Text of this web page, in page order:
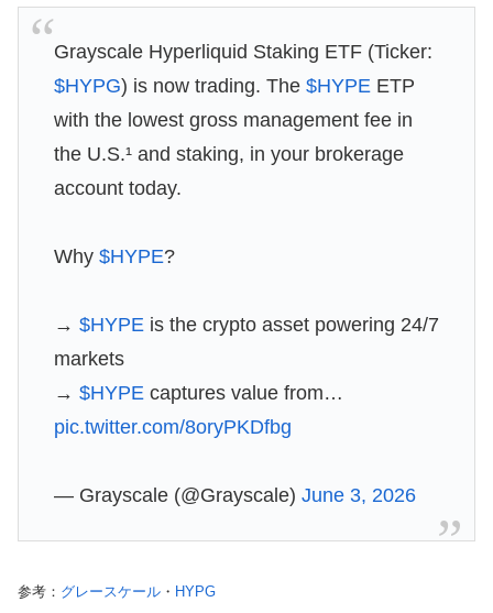
Grayscale Hyperliquid Staking ETF (Ticker:
$HYPG) is now trading. The $HYPE ETP
with the lowest gross management fee in
the U.S.¹ and staking, in your brokerage
account today.
Why $HYPE?
→ $HYPE is the crypto asset powering 24/7
markets
→ $HYPE captures value from…
pic.twitter.com/8oryPKDfbg
— Grayscale (@Grayscale) June 3, 2026
参考： グレースケール ・ HYPG